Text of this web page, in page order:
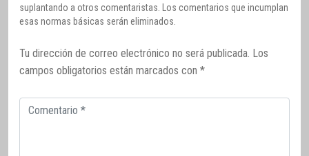
suplantando a otros comentaristas. Los comentarios que incumplan
esas normas básicas serán eliminados.
Tu dirección de correo electrónico no será publicada. Los
campos obligatorios están marcados con *
Comentario